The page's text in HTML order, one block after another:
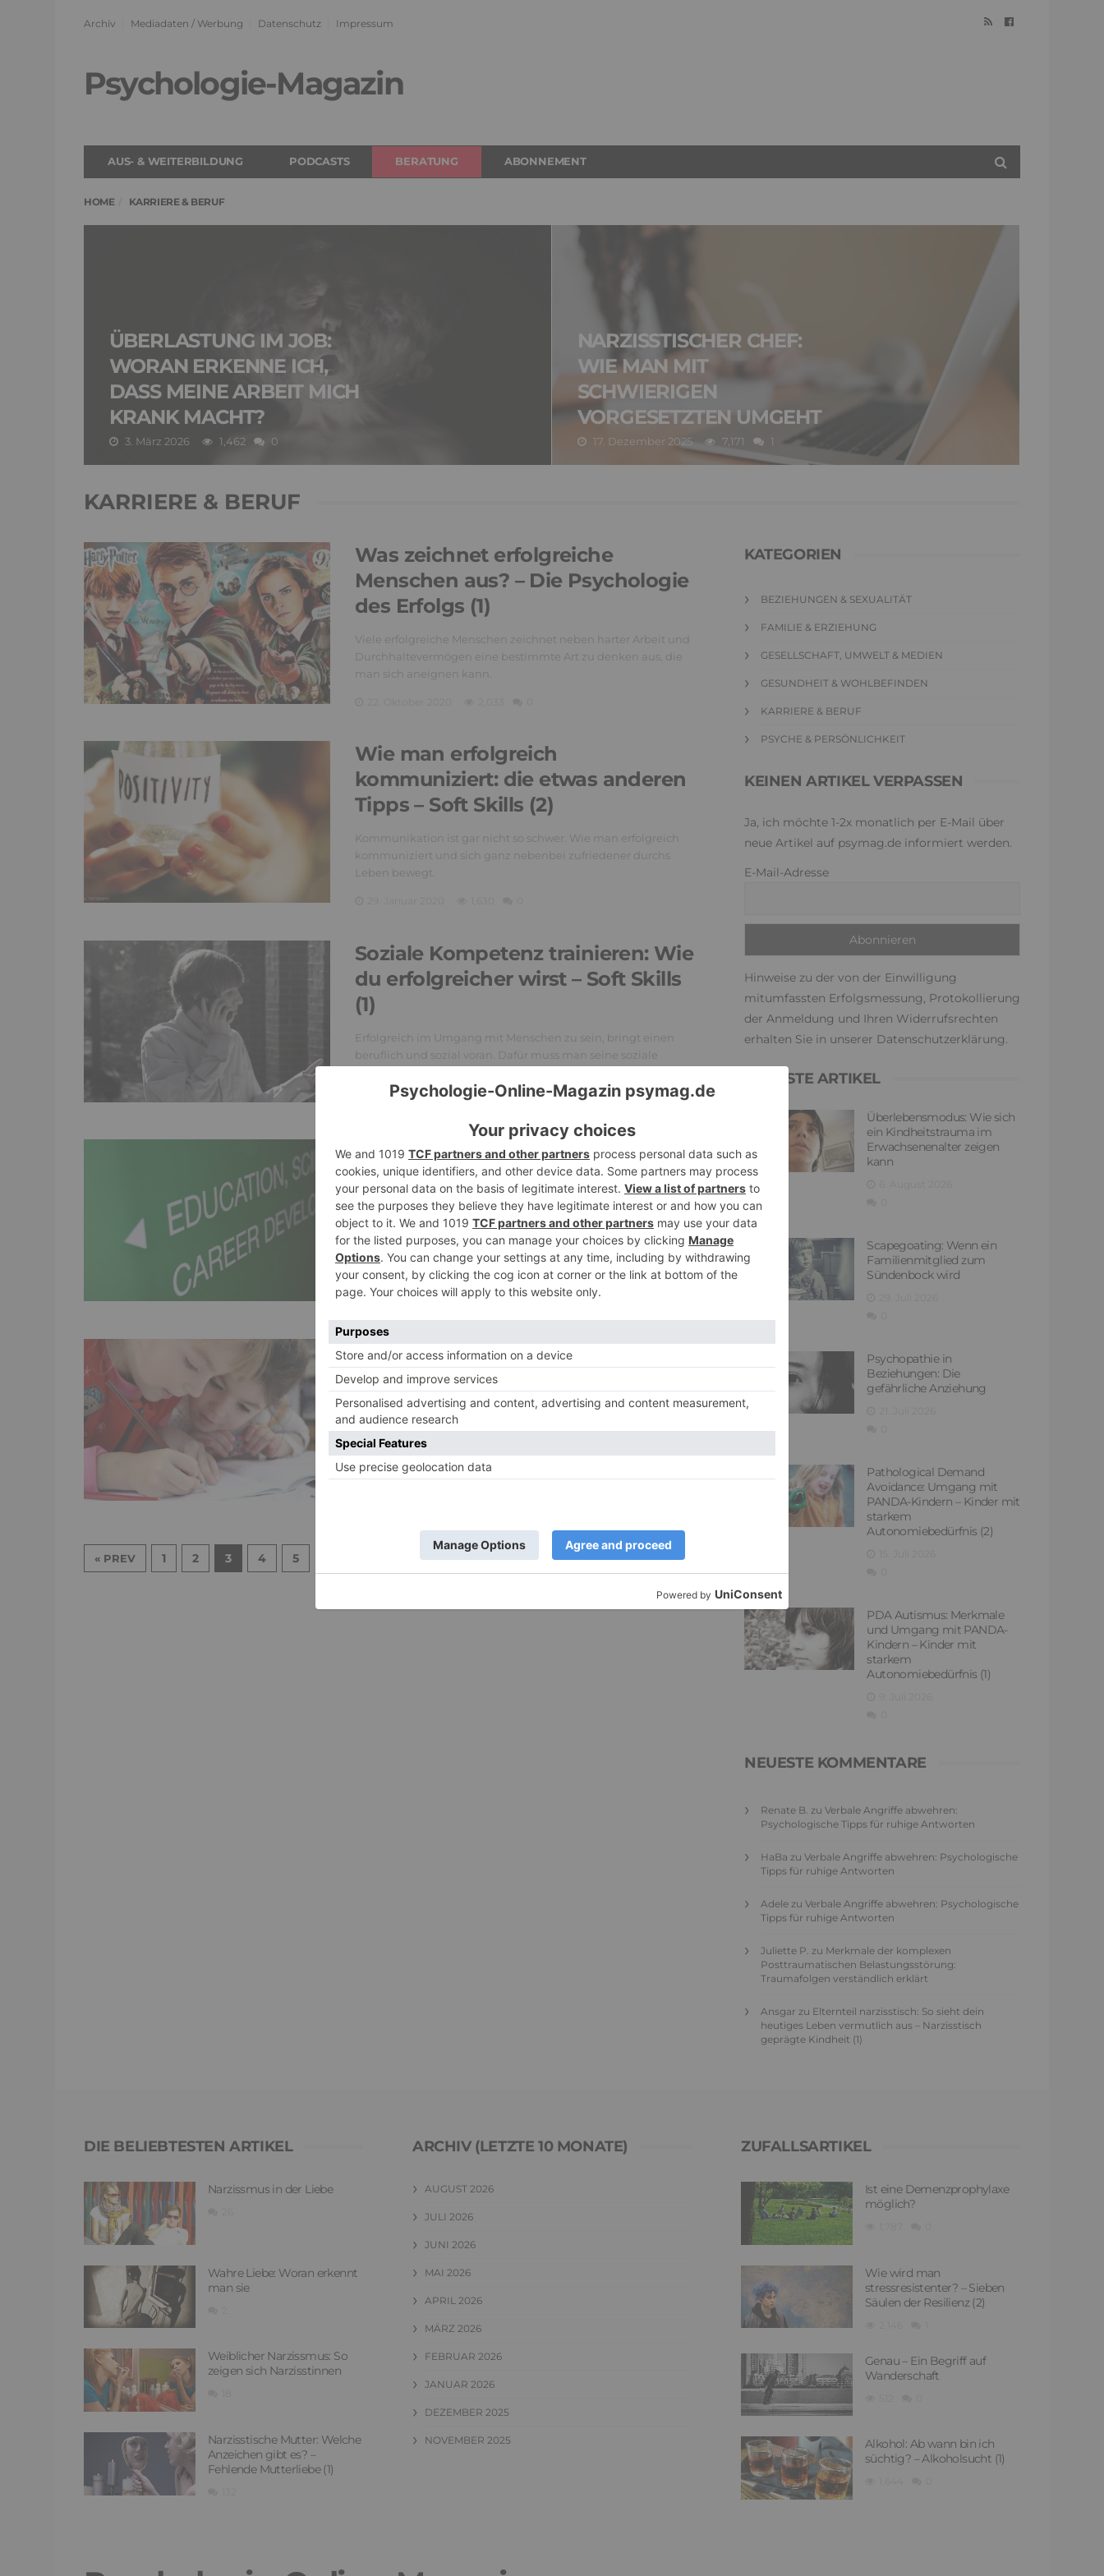
Archiv Mediadaten / Werbung Datenschutz Impressum
Psychologie-Magazin
AUS- & WEITERBILDUNG PODCASTS BERATUNG ABONNEMENT
HOME KARRIERE & BERUF
ÜBERLASTUNG IM JOB:
WORAN ERKENNE ICH,
DASS MEINE ARBEIT MICH
KRANK MACHT?
3. März 2026 1,462 0
NARZISSTISCHER CHEF:
WIE MAN MIT
SCHWIERIGEN
VORGESETZTEN UMGEHT
17. Dezember 2025 7,171 1
KARRIERE & BERUF
Was zeichnet erfolgreiche
Menschen aus? – Die Psychologie
des Erfolgs (1)
Viele erfolgreiche Menschen zeichnet neben harter Arbeit und
Durchhaltevermögen eine bestimmte Art zu denken aus, die
man sich aneignen kann.
Wie man erfolgreich
kommuniziert: die etwas anderen
Tipps – Soft Skills (2)
Kommunikation ist gar nicht so schwer. Wie man erfolgreich
kommuniziert und sich ganz nebenbei zufriedener durchs
Leben bewegt.
Soziale Kompetenz trainieren: Wie
du erfolgreicher wirst – Soft Skills
(1)
Erfolgreich im Umgang mit Menschen zu sein, bringt einen
beruflich und sozial voran. Dafür muss man seine soziale
23. Januar 2020 1,512 0
Angst vor der Arbeit: Fünf Ansätze
für mehr Selbstbewusstsein im
Job
Glaubst du, deiner Arbeit nicht gewachsen zu sein? Dann wird
es Zeit, deine Einstellung zu überdenken. Mehr
Selbstbewusstsein im Job.
4. September 2019 1,692 0
Einflussfaktoren auf die
Entwicklung der
Leistungsmotivation von Schülern
Die Einflussfaktoren auf die Entwicklung von
Leistungsmotivation von Schülern zu kennen, ist für Lehrer und
Eltern sehr interessant. Es ist sehr wichtig, dass Kinder eine
« PREV 1 2 3 4 5 NEXT »
KATEGORIEN
BEZIEHUNGEN & SEXUALITÄT
FAMILIE & ERZIEHUNG
GESELLSCHAFT, UMWELT & MEDIEN
GESUNDHEIT & WOHLBEFINDEN
KARRIERE & BERUF
PSYCHE & PERSÖNLICHKEIT
KEINEN ARTIKEL VERPASSEN
Ja, ich möchte 1-2x monatlich per E-Mail über
neue Artikel auf psymag.de informiert werden.
E-Mail-Adresse
Hinweise zu der von der Einwilligung
mitumfassten Erfolgsmessung, Protokollierung
der Anmeldung und Ihren Widerrufsrechten
erhalten Sie in unserer Datenschutzerklärung.
NEUESTE ARTIKEL
Überlebensmodus: Wie sich
ein Kindheitstrauma im
Erwachsenenalter zeigen
kann
Scapegoating: Wenn ein
Familienmitglied zum
Sündenbock wird
Psychopathie in
Beziehungen: Die
gefährliche Anziehung
Pathological Demand
Avoidance: Umgang mit
PANDA-Kindern – Kinder mit
starkem
Autonomiebedürfnis (2)
PDA Autismus: Merkmale
und Umgang mit PANDA-
Kindern – Kinder mit
starkem
Autonomiebedürfnis (1)
NEUESTE KOMMENTARE
Renate B. zu Verbale Angriffe abwehren:
Psychologische Tipps für ruhige Antworten
HaBa zu Verbale Angriffe abwehren: Psychologische
Tipps für ruhige Antworten
Adele zu Verbale Angriffe abwehren: Psychologische
Tipps für ruhige Antworten
Juliette P. zu Merkmale der komplexen
Posttraumatischen Belastungsstörung:
Traumafolgen verständlich erklärt
Ansgar zu Elternteil narzisstisch: So sieht dein
heutiges Leben vermutlich aus – Narzisstisch
geprägte Kindheit (1)
DIE BELIEBTESTEN ARTIKEL
Narzissmus in der Liebe
Wahre Liebe: Woran erkennt
man sie
Weiblicher Narzissmus: So
zeigen sich Narzisstinnen
Narzisstische Mutter: Welche
Anzeichen gibt es? –
Fehlende Mutterliebe (1)
ARCHIV (LETZTE 10 MONATE)
AUGUST 2026
JULI 2026
JUNI 2026
MAI 2026
APRIL 2026
MÄRZ 2026
FEBRUAR 2026
JANUAR 2026
DEZEMBER 2025
NOVEMBER 2025
ZUFALLSARTIKEL
Ist eine Demenzprophylaxe
möglich?
Wie wird man
stressresistenter? – Sieben
Säulen der Resilienz (2)
Genau – Ein Begriff auf
Wanderschaft
Alkohol: Ab wann bin ich
süchtig? – Alkoholsucht (1)